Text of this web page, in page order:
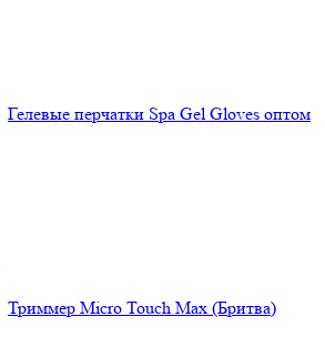
Гелевые перчатки Spa Gel Gloves оптом
Триммер Micro Touch Max (Бритва)